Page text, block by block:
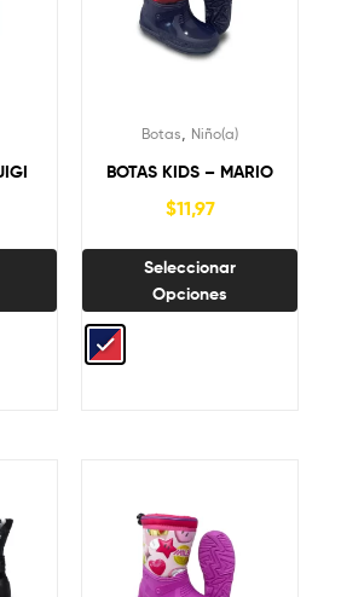
Botas Niño(a)
BOTAS KIDS – MARIO
$11,97
Seleccionar
Opciones